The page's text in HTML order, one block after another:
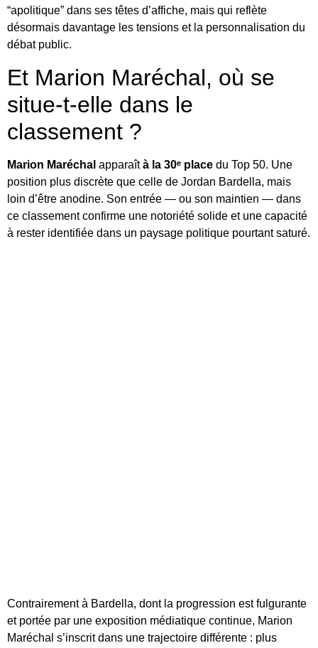
“apolitique” dans ses têtes d’affiche, mais qui reflète
désormais davantage les tensions et la personnalisation du
débat public.
Et Marion Maréchal, où se
situe-t-elle dans le
classement ?
Marion Maréchal apparaîtà la 30ᵉ place du Top 50. Une
position plus discrète que celle de Jordan Bardella, mais
loin d’être anodine. Son entrée — ou son maintien — dans
ce classement confirme une notoriété solide et une capacité
à rester identifiée dans un paysage politique pourtant saturé.
Contrairement à Bardella, dont la progression est fulgurante
et portée par une exposition médiatique continue, Marion
Maréchal s’inscrit dans une trajectoire différente : plus